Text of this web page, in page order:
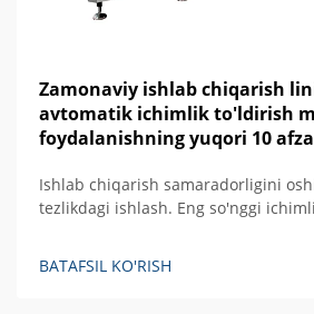
Zamonaviy ishlab chiqarish
avtomatik ichimlik to'ldirish
foydalanishning yuqori 10
Ishlab chiqarish samaradorligini
tezlikdagi ishlash. Eng so'nggi
imkoniyatiga ega bo'lib, daqiqasiga
BATAFSIL KO'RISH